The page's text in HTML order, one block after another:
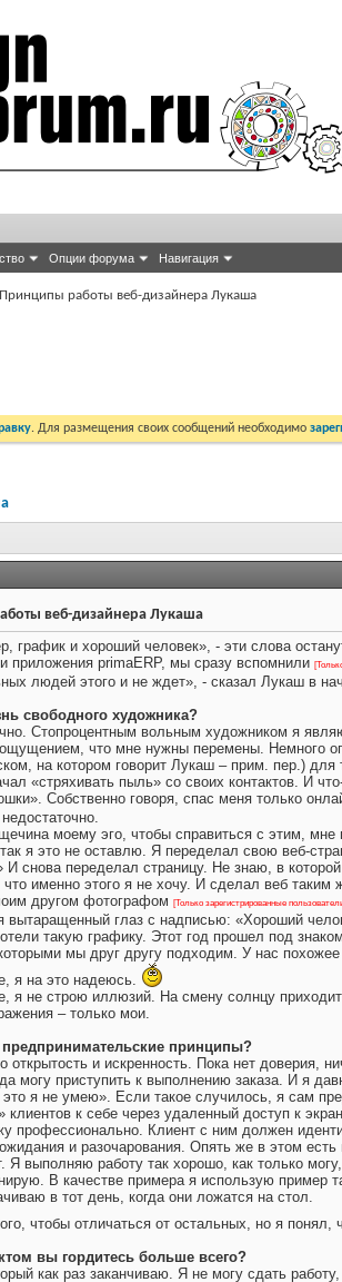
Опции форума Навигация
Принципы работы веб-дизайнера Лукаша
. Для размещения своих сообщений необходимо
веб-дизайнера Лукаша
график и хороший человек», - эти слова
приложения primaERP, мы сразу вспомнили
людей этого и не ждет», - сказал Лукаш в
свободного художника?
Стопроцентным вольным художником я
что мне нужны перемены. Немного
на котором говорит Лукаш – прим. пер.)
«стряхивать пыль» со своих контактов. И
Собственно говоря, спас меня только
моему эго, чтобы справиться с этим, мне
я это не оставлю. Я переделал свою веб-
снова переделал страницу. Не знаю, в
что именно этого я не хочу. И сделал веб
другом фотографом
[Только зарегистрированные
вытаращенный глаз с надписью: «Хороший
такую графику. Этот год прошел под
мы друг другу подходим. У нас
я на это надеюсь.
я не строю иллюзий. На смену солнцу
– только мои.
принципы?
открытость и искренность. Пока нет доверия,
могу приступить к выполнению заказа. И я
это я не умею». Если такое случилось, я сам
клиентов к себе через удаленный доступ к
профессионально. Клиент с ним должен
и разочарования. Опять же в этом
Я выполняю работу так хорошо, как только
В качестве примера я использую пример
в тот день, когда они ложатся на стол.
чтобы отличаться от остальных, но я понял,
вы гордитесь больше всего?
как раз заканчиваю. Я не могу сдать